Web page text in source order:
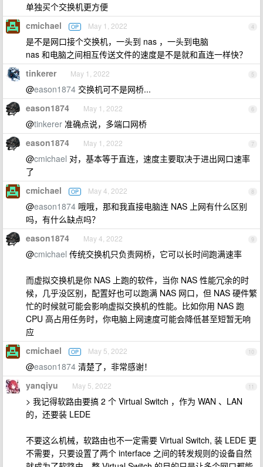
单独买个交换机更方便
4
cmichael OP May 1, 2022
是不是网口接个交换机，一头到 nas ，一头到电脑
nas 和电脑之间相互传送文件的速度是不是就和直连一样快？
5
tinkerer May 1, 2022
@eason1874 交换机可不是网桥...
6
eason1874 May 1, 2022
@tinkerer 准确点说，多端口网桥
7
eason1874 May 1, 2022
@cmichael 对，基本等于直连，速度主要取决于进出网口速率
了
8
cmichael OP May 4, 2022
@eason1874 哦哦，那和我直接电脑连 NAS 上网有什么区别
吗，有什么缺点吗？
9
eason1874 May 4, 2022
@cmichael 传统交换机只负责网桥，它可以长时间跑满速率
而虚拟交换机是你 NAS 上跑的软件，当你 NAS 性能冗余的时
候，几乎没区别，配置好也可以跑满 NAS 网口，但 NAS 硬件繁
忙的时候就可能会影响虚拟交换机的性能。比如你用 NAS 跑
CPU 高占用任务时，你电脑上网速度可能会降低甚至短暂无响
应
10
cmichael OP May 5, 2022
@eason1874 清楚了，非常感谢！
11
yanqiyu May 5, 2022
> 我记得软路由要搞 2 个 Virtual Switch ，作为 WAN 、LAN
的，还要装 LEDE
不要这么机械，软路由也不一定需要 Virtual Switch, 装 LEDE 更
不需要，只要设置了两个 interface 之间的转发规则的设备自然